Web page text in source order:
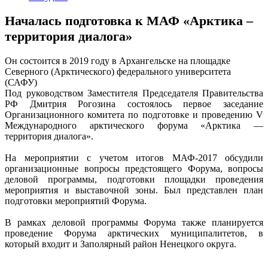
Началась подготовка к МАФ «Арктика –
территория диалога»
Он состоится в 2019 году в Архангельске на площадке
Северного (Арктического) федерального университета
(САФУ)
Под руководством Заместителя Председателя Правительства
РФ Дмитрия Рогозина состоялось первое заседание
Организационного комитета по подготовке и проведению V
Международного арктического форума «Арктика —
территория диалога».
На мероприятии с учетом итогов МАФ-2017 обсудили
организационные вопросы предстоящего Форума, вопросы
деловой программы, подготовки площадки проведения
мероприятия и выставочной зоны. Был представлен план
подготовки мероприятий Форума.
В рамках деловой программы Форума также планируется
проведение Форума арктических муниципалитетов, в
который входит и Заполярный район Ненецкого округа.